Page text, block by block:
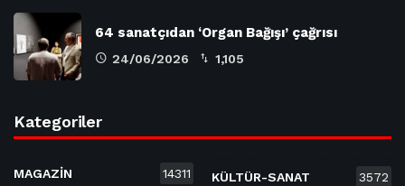
64 sanatçıdan ‘Organ Bağışı’ çağrısı
24/06/2026 1,105
Kategoriler
MAGAZİN 14311 KÜLTÜR-SANAT 3572